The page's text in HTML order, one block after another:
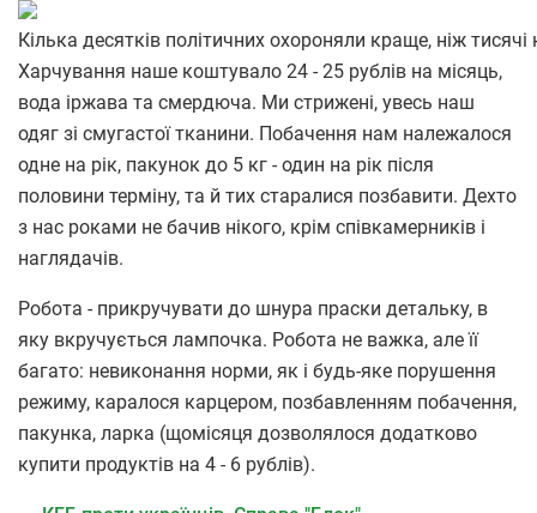
Кілька десятків політичних охороняли краще, ніж
Харчування наше коштувало 24 - 25 рублів на місяць,
вода іржава та смердюча. Ми стрижені, увесь наш
одяг зі смугастої тканини. Побачення нам належалося
одне на рік, пакунок до 5 кг - один на рік після
половини терміну, та й тих старалися позбавити. Дехто
з нас роками не бачив нікого, крім співкамерників і
наглядачів.
Робота - прикручувати до шнура праски детальку, в
яку вкручується лампочка. Робота не важка, але її
багато: невиконання норми, як і будь-яке порушення
режиму, каралося карцером, позбавленням побачення,
пакунка, ларка (щомісяця дозволялося додатково
купити продуктів на 4 - 6 рублів).